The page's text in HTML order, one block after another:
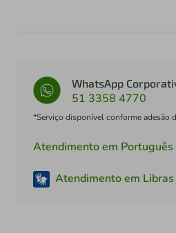
WhatsApp
51 3358 4770
*Serviço disponível conforme adesão
Atendimento em Português
Atendimento em Libras